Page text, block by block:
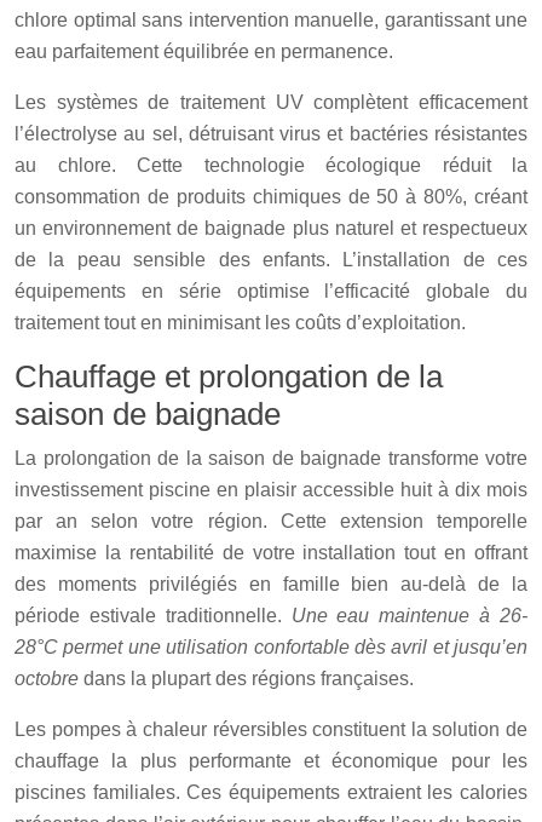
chlore optimal sans intervention manuelle, garantissant une
eau parfaitement équilibrée en permanence.
Les systèmes de traitement UV complètent efficacement
l’électrolyse au sel, détruisant virus et bactéries résistantes
au chlore. Cette technologie écologique réduit la
consommation de produits chimiques de 50 à 80%, créant
un environnement de baignade plus naturel et respectueux
de la peau sensible des enfants. L’installation de ces
équipements en série optimise l’efficacité globale du
traitement tout en minimisant les coûts d’exploitation.
Chauffage et prolongation de la
saison de baignade
La prolongation de la saison de baignade transforme votre
investissement piscine en plaisir accessible huit à dix mois
par an selon votre région. Cette extension temporelle
maximise la rentabilité de votre installation tout en offrant
des moments privilégiés en famille bien au-delà de la
période estivale traditionnelle. Une eau maintenue à 26-
28°C permet une utilisation confortable dès avril et jusqu’en
octobre dans la plupart des régions françaises.
Les pompes à chaleur réversibles constituent la solution de
chauffage la plus performante et économique pour les
piscines familiales. Ces équipements extraient les calories